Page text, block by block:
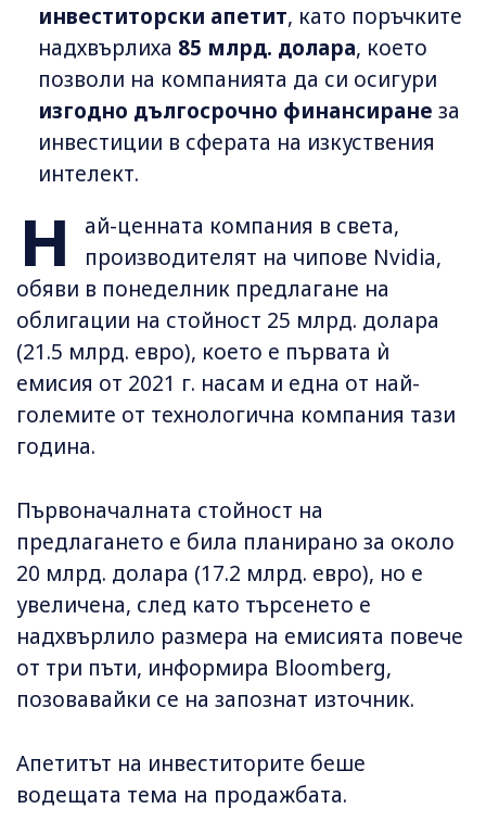
инвеститорски апетит, като поръчките
надхвърлиха 85 млрд. долара, което
позволи на компанията да си осигури
изгодно дългосрочно финансиране за
инвестиции в сферата на изкуствения
интелект.
Н
ай-ценната компания в света,
производителят на чипове Nvidia,
обяви в понеделник предлагане на
облигации на стойност 25 млрд. долара
(21.5 млрд. евро), което е първата ѝ
емисия от 2021 г. насам и една от най-
големите от технологична компания тази
година.
Първоначалната стойност на
предлагането е била планирано за около
20 млрд. долара (17.2 млрд. евро), но е
увеличена, след като търсенето е
надхвърлило размера на емисията повече
от три пъти, информира Bloomberg,
позовавайки се на запознат източник.
Апетитът на инвеститорите беше
водещата тема на продажбата.